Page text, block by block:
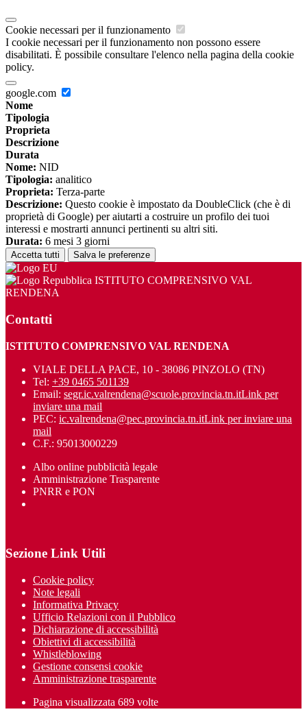
Cookie necessari per il funzionamento
I cookie necessari per il funzionamento non possono essere
disabilitati. È possibile consultare l'elenco nella pagina della cookie
policy.
google.com
Nome
Tipologia
Proprieta
Descrizione
Durata
Nome: NID
Tipologia: analitico
Proprieta: Terza-parte
Descrizione: Questo cookie è impostato da DoubleClick (che è di
proprietà di Google) per aiutarti a costruire un profilo dei tuoi
interessi e mostrarti annunci pertinenti su altri siti.
Durata: 6 mesi 3 giorni
Accetta tutti Salva le preferenze
ISTITUTO COMPRENSIVO VAL
RENDENA
Contatti
ISTITUTO COMPRENSIVO VAL RENDENA
VIALE DELLA PACE, 10 - 38086 PINZOLO (TN)
Tel: +39 0465 501139
Email: segr.ic.valrendena@scuole.provincia.tn.itLink per
inviare una mail
PEC: ic.valrendena@pec.provincia.tn.itLink per inviare una
mail
C.F.: 95013000229
Albo online pubblicità legale
Amministrazione Trasparente
PNRR e PON
Sezione Link Utili
Cookie policy
Note legali
Informativa Privacy
Ufficio Relazioni con il Pubblico
Dichiarazione di accessibilità
Obiettivi di accessibilità
Whistleblowing
Gestione consensi cookie
Amministrazione trasparente
Pagina visualizzata 689 volte